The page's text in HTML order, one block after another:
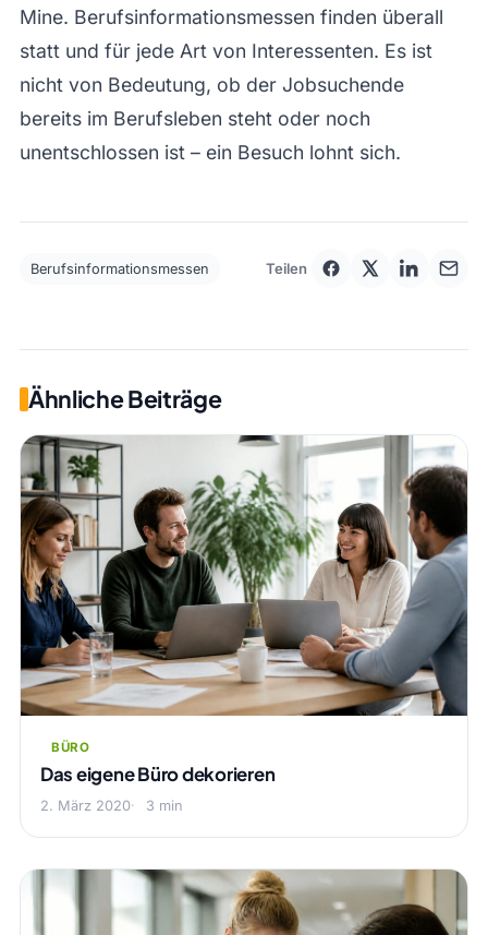
Mine. Berufsinformationsmessen finden überall
statt und für jede Art von Interessenten. Es ist
nicht von Bedeutung, ob der Jobsuchende
bereits im Berufsleben steht oder noch
unentschlossen ist – ein Besuch lohnt sich.
Berufsinformationsmessen Teilen
Ähnliche Beiträge
BÜRO
Das eigene Büro dekorieren
2. März 2020 3 min